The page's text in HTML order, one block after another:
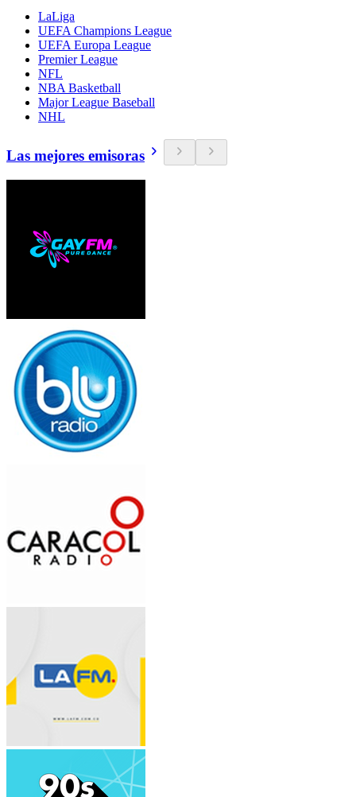
LaLiga
UEFA Champions League
UEFA Europa League
Premier League
NFL
NBA Basketball
Major League Baseball
NHL
Las mejores emisoras